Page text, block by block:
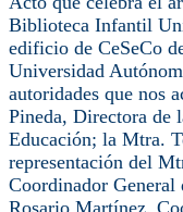
Biblioteca Infantil
edificio de CeSeCo
Universidad
autoridades que nos
Pineda, Directora de
Educación; la Mtra.
representación del
Coordinador